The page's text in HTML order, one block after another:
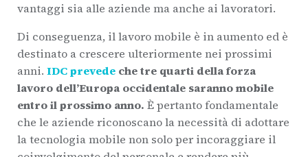
vantaggi sia alle aziende ma anche ai lavoratori.
Di conseguenza, il lavoro mobile è in aumento ed è
destinato a crescere ulteriormente nei prossimi
anni. IDC prevede che tre quarti della forza
lavoro dell’Europa occidentale saranno mobile
entro il prossimo anno. È pertanto fondamentale
che le aziende riconoscano la necessità di adottare
la tecnologia mobile non solo per incoraggiare il